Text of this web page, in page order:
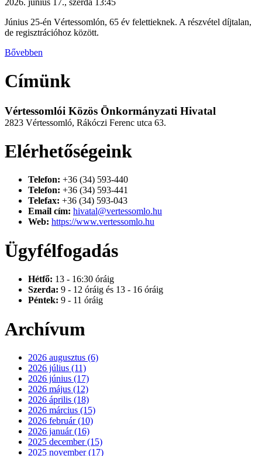
Június 25-én Vértessomlón, 65 év felettieknek. A részvétel díjtalan,
de regisztrációhoz között.
Bővebben
Címünk
Vértessomlói Közös Önkormányzati Hivatal
2823 Vértessomló, Rákóczi Ferenc utca 63.
Elérhetőségeink
Telefon: +36 (34) 593-440
Telefon: +36 (34) 593-441
Telefax: +36 (34) 593-043
Email cím: hivatal@vertessomlo.hu
Web: https://www.vertessomlo.hu
Ügyfélfogadás
Hétfő: 13 - 16:30 óráig
Szerda: 9 - 12 óráig és 13 - 16 óráig
Péntek: 9 - 11 óráig
Archívum
2026 augusztus (6)
2026 július (11)
2026 június (17)
2026 május (12)
2026 április (18)
2026 március (15)
2026 február (10)
2026 január (16)
2025 december (15)
2025 november (17)